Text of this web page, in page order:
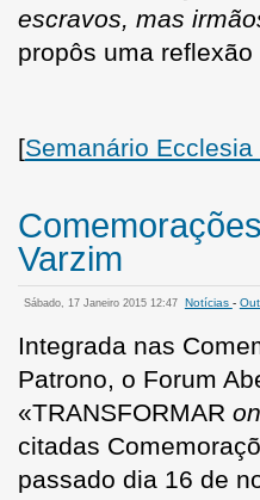
escravos, mas
propôs uma
[Semanário Ecclesia
Varzim
Sábado, 17 Janeiro 2015 12:47 Notícias -
Integrada nas
Patrono, o Forum
«TRANSFORMAR
citadas
passado dia 16 de